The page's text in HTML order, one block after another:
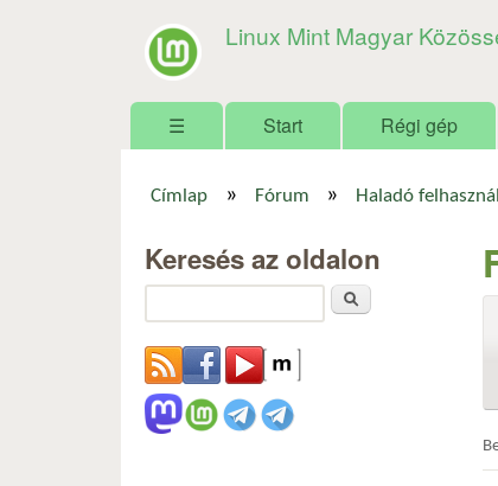
Linux Mint Magyar
Főmenü
☰ Start Régi gép
Címlap » Fórum » Haladó
Keresés az oldalon